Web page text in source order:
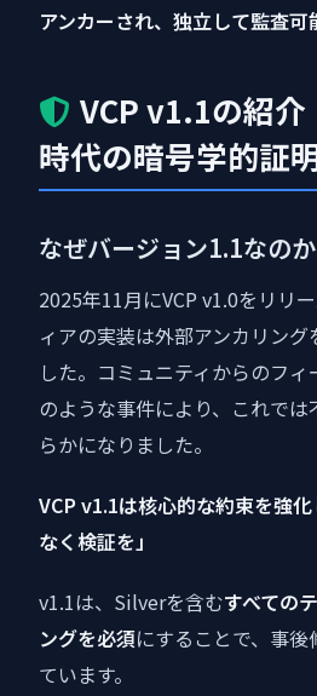
アンカーされ、独立して監査可
VCP v1.1の紹介
時代の暗号学的証
なぜバージョン1.1なのか
2025年11月にVCP v1.0をリリ
ィアの実装は外部アンカリン
した。コミュニティからのフ
のような事件により、これで
らかになりました。
VCP v1.1は核心的な約束を強
なく検証を」
v1.1は、Silverを含むすべての
ングを必須にすることで、事
ています。